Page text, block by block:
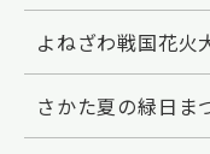
よねざわ戦国花火
さかた夏の緑日ま